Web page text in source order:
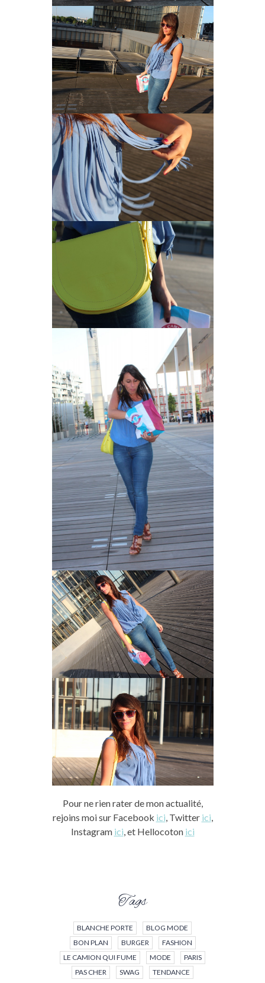
Pour ne rien rater de mon actualité,
rejoins moi sur Facebook ici, Twitter ici,
Instagram ici, et Hellocoton ici
Tags
BLANCHE PORTE
BLOG MODE
BON PLAN
BURGER
FASHION
LE CAMION QUI FUME
MODE
PARIS
PAS CHER
SWAG TENDANCE